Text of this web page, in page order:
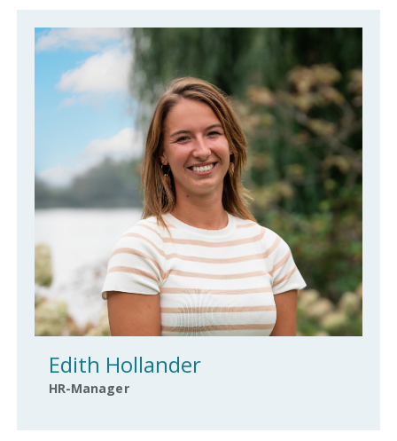
Edith Hollander
HR-Manager